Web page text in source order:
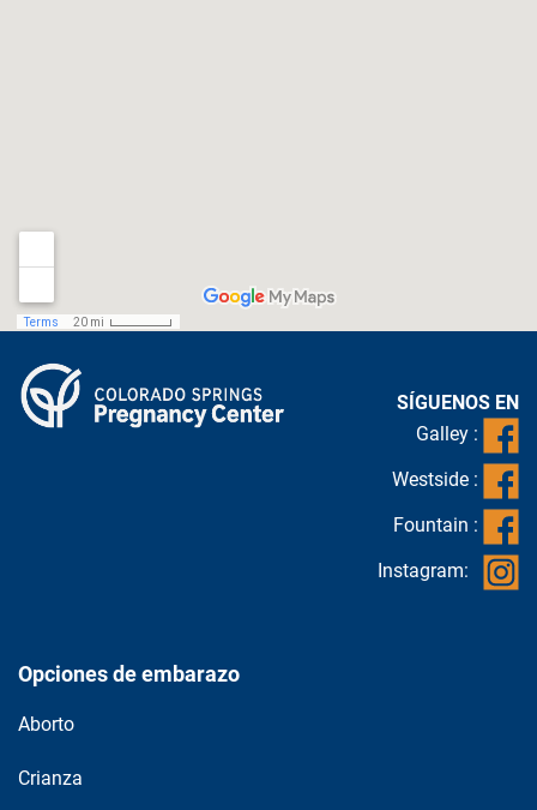
SÍGUENOS EN
Galley :
Westside :
Fountain :
Instagram:
Opciones de embarazo
Aborto
Crianza